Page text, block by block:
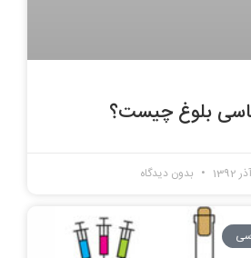
بلوغ چیست؟
بدون دیدگاه